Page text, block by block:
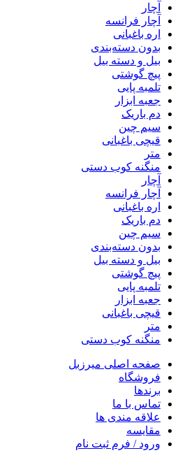
آچار
آچار فرانسه
اره باغبانی
بدون دسته‌بندی
بیل و دسته بیل
پیچ گوشتی
تلمبه پایی
جعبه ابزار
دم باریک
سیم چین
قیچی باغبانی
متر
منگنه کوب دستی
آچار
آچار فرانسه
اره باغبانی
دم باریک
سیم چین
بدون دسته‌بندی
بیل و دسته بیل
پیچ گوشتی
تلمبه پایی
جعبه ابزار
قیچی باغبانی
متر
منگنه کوب دستی
صفحه اصلی میرزبل
فروشگاه
برندها
تماس با ما
علاقه مندی ها
مقایسه
ورود / فرم ثبت نام